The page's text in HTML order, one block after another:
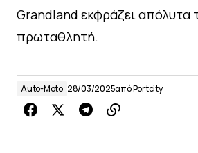
Grandland εκφράζει απόλυτα
πρωταθλητή.
Auto-Moto 28/03/2025απόPortcity